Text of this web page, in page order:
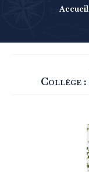
Accueil
Collège :